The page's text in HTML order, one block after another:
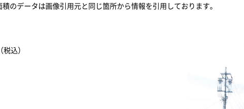
のデータは画像引用元と同じ箇所から情報を引用しております。
込）